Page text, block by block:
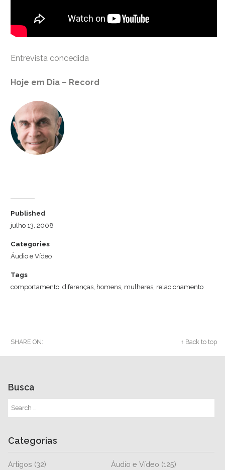
Entrevista concedida
Hoje em Dia – Record
Published
julho 13, 2008
Categories
Áudio e Vídeo
Tags
comportamento,diferenças, homens, mulheres, relacionamento
SHARE ON: ↑ Back to top
Busca
Categorias
Artigos (32) Áudio e Vídeo (125)